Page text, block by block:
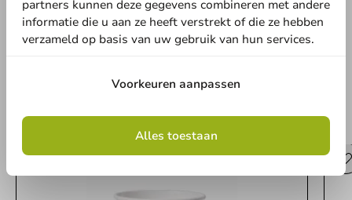
Schrijf een review
Andere producten uit deze serie
partners kunnen deze gegevens combineren met andere
informatie die u aan ze heeft verstrekt of die ze hebben
verzameld op basis van uw gebruik van hun services.
Voorkeuren aanpassen
Alles toestaan